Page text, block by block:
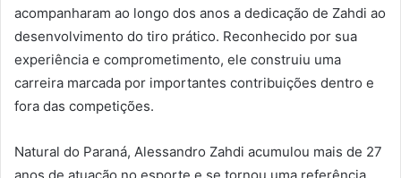
acompanharam ao longo dos anos a dedicação de Zahdi ao
desenvolvimento do tiro prático. Reconhecido por sua
experiência e comprometimento, ele construiu uma
carreira marcada por importantes contribuições dentro e
fora das competições.
Natural do Paraná, Alessandro Zahdi acumulou mais de 27